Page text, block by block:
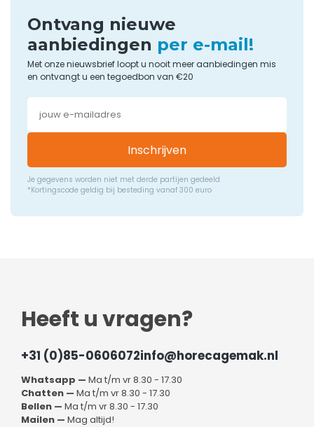
Ontvang nieuwe
aanbiedingen per e-mail!
Met onze nieuwsbrief loopt u nooit meer aanbiedingen mis
en ontvangt u een tegoedbon van €20
Inschrijven
Je gegevens worden niet met derde partijen gedeeld
*Kortingscode geldig bij besteding vanaf 300 euro
Heeft u vragen?
+31 (0)85-0606072info@horecagemak.nl
Whatsapp — Ma t/m vr 8.30 - 17.30
Chatten — Ma t/m vr 8.30 - 17.30
Bellen — Ma t/m vr 8.30 - 17.30
Mailen — Mag altijd!